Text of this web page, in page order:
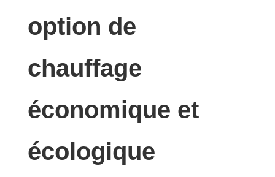
option de
chauffage
économique et
écologique